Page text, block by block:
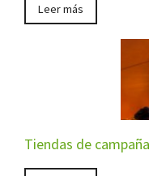
Leer más
Tiendas de